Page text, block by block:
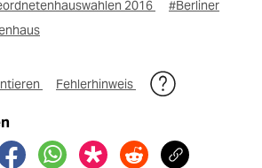
2016
#Berliner
Fehlerhinweis